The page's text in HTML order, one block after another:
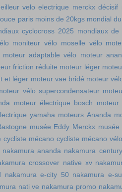
velo electrique merckx décisif
paris moins de 20kgs mondial
cyclocross 2025 mondiaux de
moniteur vélo moselle vélo
moteur adaptable vélo
moteur
friction réduite moteur léger
et léger moteur vae bridé moteur
vélo supercondensateur
moteur électrique bosch
moteur
yamaha moteurs Ananda
musée Eddy Merckx
cycliste mécano cycliste mécano vélo
nakamura ananda nakamura
crossover native xv
nakamura e-city 50 nakamura e-
nati ve nakamura promo